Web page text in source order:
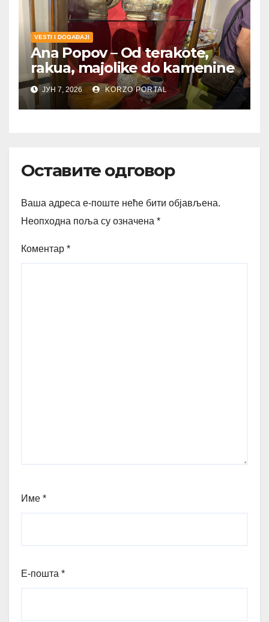
VESTI I DOGAĐAJI
Ana Popov – Od terakote,
rakua, majolike do kamenine
ЈУН 7, 2026 KORZO PORTAL
Оставите одговор
Ваша адреса е-поште неће бити објављена.
Неопходна поља су означена *
Коментар *
Име *
Е-пошта *